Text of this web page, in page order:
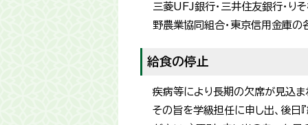
三菱UFJ銀行・三井住友銀行・り
野農業協同組合・東京信用金庫
給食の停止
疾病等により長期の欠席が見込ま
その旨を学級担任に申し出、後日